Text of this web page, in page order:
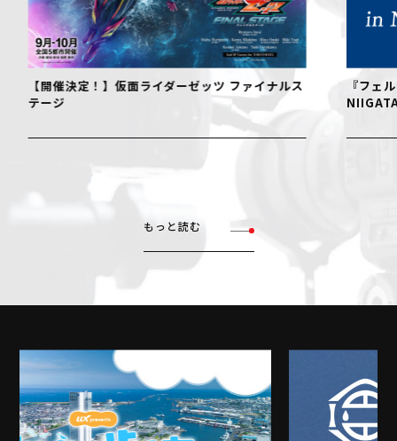
【開催決定！】仮面ライダーゼッツ ファイナルス
テージ
『フェ
もっと読む